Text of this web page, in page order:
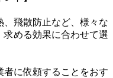
、飛散防止など、様々な
める効果に合わせて選
者に依頼することをおす